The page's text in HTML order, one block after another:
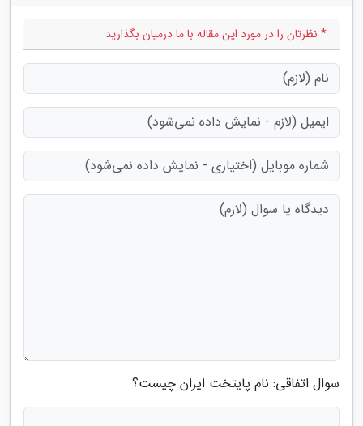
* نظرتان را در مورد این مقاله با ما درمیان بگذارید
سوال اتفاقی: نام پایتخت ایران چیست؟